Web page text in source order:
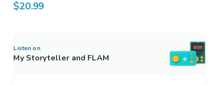
$20.99
Listen on
My Storyteller and FLAM